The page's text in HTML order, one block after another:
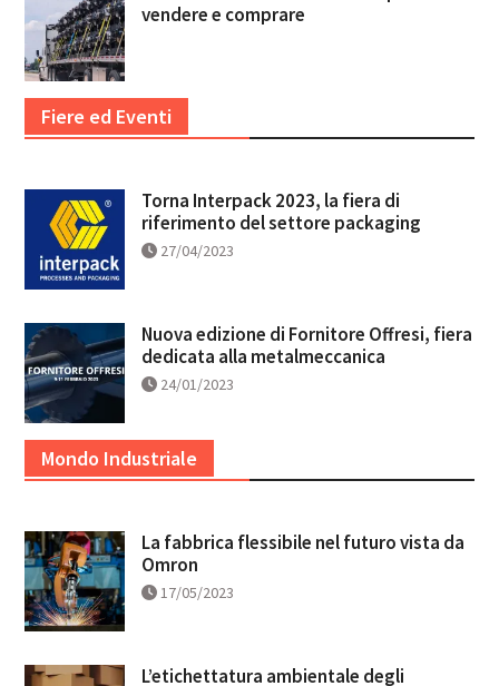
vendere e comprare
Fiere ed Eventi
Torna Interpack 2023, la fiera di
riferimento del settore packaging
27/04/2023
Nuova edizione di Fornitore Offresi, fiera
dedicata alla metalmeccanica
24/01/2023
Mondo Industriale
La fabbrica flessibile nel futuro vista da
Omron
17/05/2023
L’etichettatura ambientale degli